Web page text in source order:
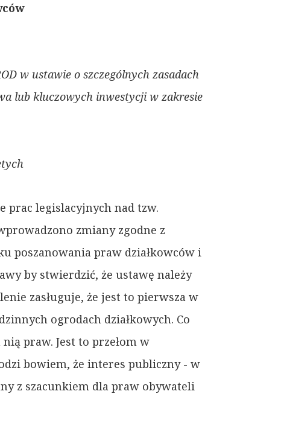
w ustawie o szczególnych zasadach
lub kluczowych inwestycji w zakresie
prac legislacyjnych nad tzw.
zmiany zgodne z
poszanowania praw działkowców i
by stwierdzić, że ustawę należy
zasługuje, że jest to pierwsza w
ogrodach działkowych. Co
praw. Jest to przełom w
bowiem, że interes publiczny - w
z szacunkiem dla praw obywateli